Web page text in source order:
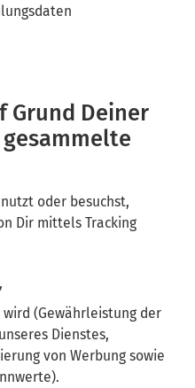
Grund Deiner
gesammelte
nutzt oder besuchst,
Dir mittels Tracking
(Gewährleistung der
Dienstes,
von Werbung sowie